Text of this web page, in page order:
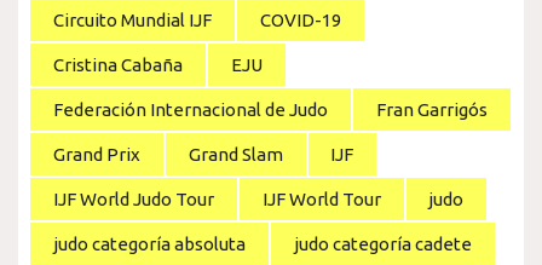
Circuito Mundial IJF COVID-19
Cristina Cabaña EJU
Federación Internacional de Judo Fran Garrigós
Grand Prix Grand Slam IJF
IJF World Judo Tour IJF World Tour judo
judo categoría absoluta judo categoría cadete